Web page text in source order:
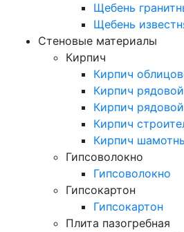
Щебень
Щебень
Стеновые материалы
Кирпич
Кирпич
Кирпич
Кирпич
Кирпич
Кирпич
Гипсоволокно
Гипсоволокно
Гипсокартон
Гипсокартон
Плита пазогребная